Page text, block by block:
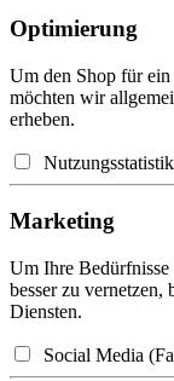
Optimierung
Um den Shop für ein
möchten wir
erheben.
Marketing
Um Ihre Bedürfnisse
besser zu
Diensten.
Social Media